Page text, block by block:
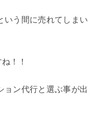
いう間に売れてしまい
！！
ン代行と選ぶ事が出